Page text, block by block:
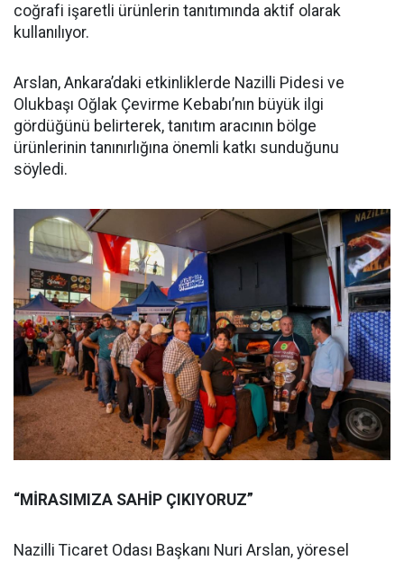
coğrafi işaretli ürünlerin tanıtımında aktif olarak
kullanılıyor.
Arslan, Ankara’daki etkinliklerde Nazilli Pidesi ve
Olukbaşı Oğlak Çevirme Kebabı’nın büyük ilgi
gördüğünü belirterek, tanıtım aracının bölge
ürünlerinin tanınırlığına önemli katkı sunduğunu
söyledi.
“MİRASIMIZA SAHİP ÇIKIYORUZ”
Nazilli Ticaret Odası Başkanı Nuri Arslan, yöresel